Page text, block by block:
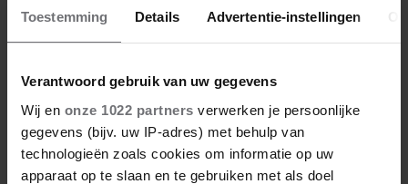
Toestemming Details Advertentie-instellingen
Verantwoord gebruik van uw gegevens
Wij en onze 1022 partners verwerken je persoonlijke
gegevens (bijv. uw IP-adres) met behulp van
technologieën zoals cookies om informatie op uw
apparaat op te slaan en te gebruiken met als doel
Meer van Denise